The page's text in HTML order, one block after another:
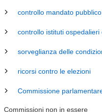
controllo mandato
controllo istituti ospedalieri
sorveglianza delle
ricorsi contro le elezioni
Commissione
Commissioni non in essere